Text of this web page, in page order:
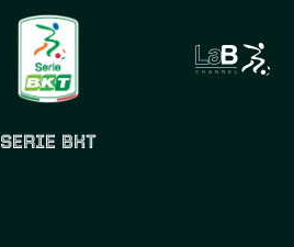
SERIE BKT